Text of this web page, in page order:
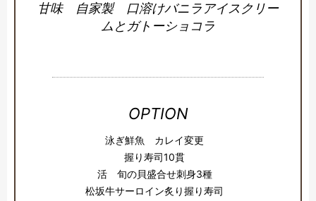
甘味 自家製 口溶けバニラアイスクリー
ムとガトーショコラ
OPTION
泳ぎ鮮魚 カレイ変更
握り寿司10貫
活 旬の貝盛合せ刺身3種
松坂牛サーロイン炙り握り寿司